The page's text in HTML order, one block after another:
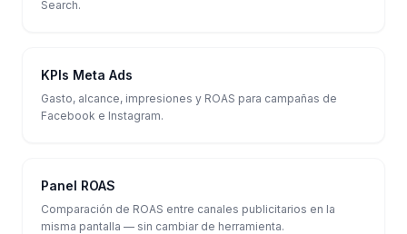
Search.
KPIs Meta Ads
Gasto, alcance, impresiones y ROAS para campañas de
Facebook e Instagram.
Panel ROAS
Comparación de ROAS entre canales publicitarios en la
misma pantalla — sin cambiar de herramienta.